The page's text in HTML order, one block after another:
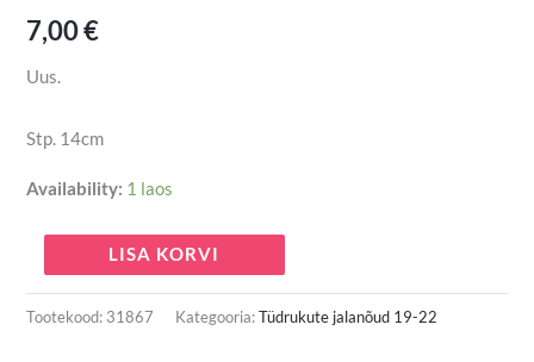
7,00€
Uus.
Stp. 14cm
Availability: 1 laos
LISA KORVI
Tootekood: 31867 Kategooria:Tüdrukute jalanõud 19-22